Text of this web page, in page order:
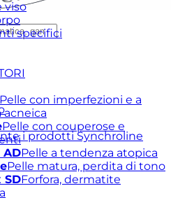
i prodotti Synchroline
viso
specifici
Pelle con imperfezioni e a
Pelle con couperose e
ADPelle a tendenza atopica
Pelle matura, perdita di tono
SDForfora, dermatite